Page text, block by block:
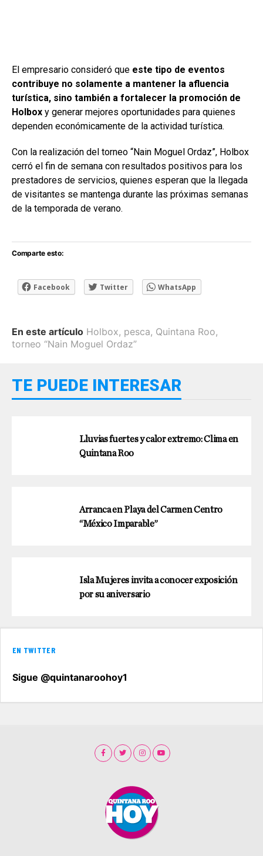
El empresario consideró que este tipo de eventos
contribuye no solamente a mantener la afluencia
turística, sino también a fortalecer la promoción de
Holbox y generar mejores oportunidades para quienes
dependen económicamente de la actividad turística.
Con la realización del torneo “Nain Moguel Ordaz”, Holbox
cerró el fin de semana con resultados positivos para los
prestadores de servicios, quienes esperan que la llegada
de visitantes se mantenga durante las próximas semanas
de la temporada de verano.
Comparte esto:
Facebook Twitter WhatsApp
En este artículo Holbox, pesca, Quintana Roo,
torneo “Nain Moguel Ordaz”
TE PUEDE INTERESAR
Lluvias fuertes y calor extremo: Clima en
Quintana Roo
Arranca en Playa del Carmen Centro
“México Imparable”
Isla Mujeres invita a conocer exposición
por su aniversario
EN TWITTER
Sigue @quintanaroohoy1